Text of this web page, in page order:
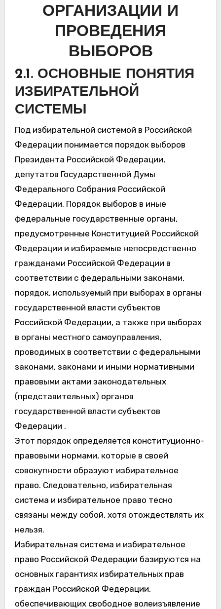
ОРГАНИЗАЦИИ И
ПРОВЕДЕНИЯ
ВЫБОРОВ
2.1. ОСНОВНЫЕ ПОНЯТИЯ
ИЗБИРАТЕЛЬНОЙ
СИСТЕМЫ
Под избирательной системой в Российской
Федерации понимается порядок выборов
Президента Российской Федерации,
депутатов Государственной Думы
Федерального Собрания Российской
Федерации. Порядок выборов в иные
федеральные государственные органы,
предусмотренные Конституцией Российской
Федерации и избираемые непосредственно
гражданами Российской Федерации в
соответствии с федеральными законами,
порядок, используемый при выборах в органы
государственной власти субъектов
Российской Федерации, а также при выборах
в органы местного самоуправления,
проводимых в соответствии с федеральными
законами, законами и иными нормативными
правовыми актами законодательных
(представительных) органов
государственной власти субъектов
Федерации .
Этот порядок определяется конституционно-
правовыми нормами, которые в своей
совокупности образуют избирательное
право. Следовательно, избирательная
система и избирательное право тесно
связаны между собой, хотя отождествлять их
нельзя.
Избирательная система и избирательное
право Российской Федерации базируются на
основных гарантиях избирательных прав
граждан Российской Федерации,
обеспечивающих свободное волеизъявление